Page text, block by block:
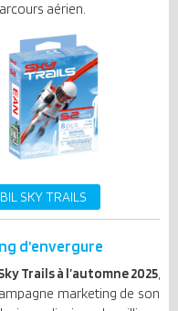
aérien.
SKY TRAILS
d’envergure
Trails à l’automne 2025,
marketing de son